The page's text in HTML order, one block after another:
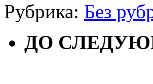
Рубрика: Без
ДО